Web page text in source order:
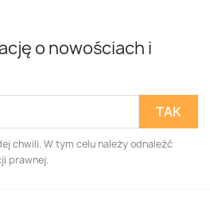
o nowościach i
chwili. W tym celu należy odnaleźć
prawnej.